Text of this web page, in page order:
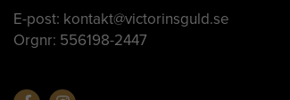
E-post: kontakt@victorinsguld.se
Orgnr: 556198-2447